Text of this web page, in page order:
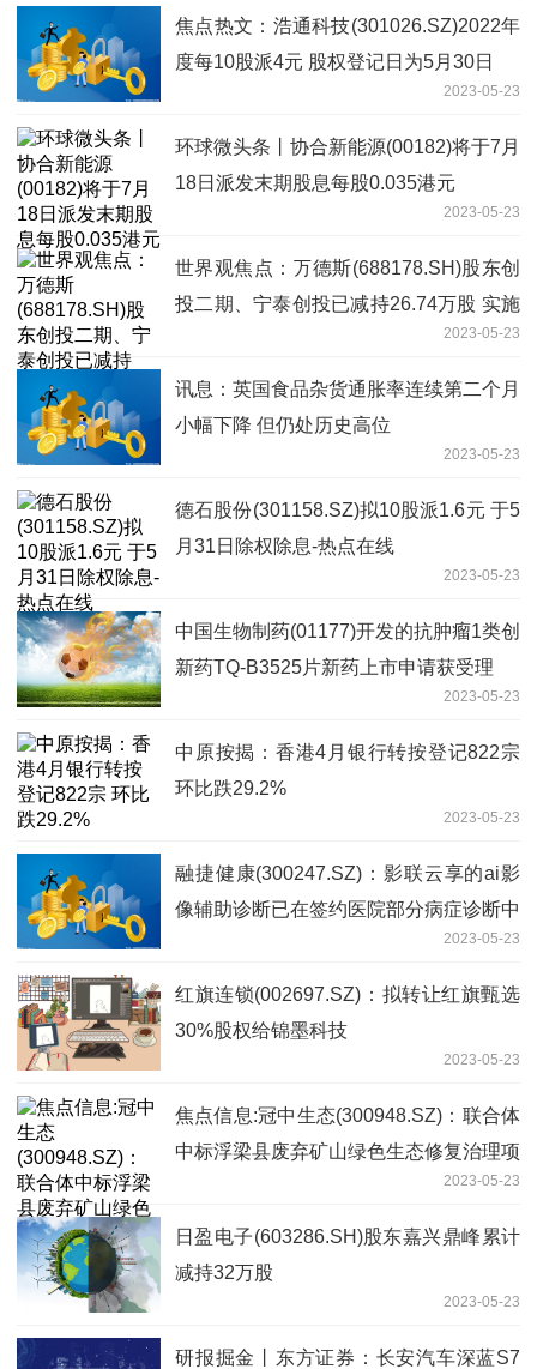
经营项目
焦点热文：浩通科技(301026.SZ)2022年
度每10股派4元 股权登记日为5月30日
2023-05-23
环球微头条丨协合新能源(00182)将于7月
18日派发末期股息每股0.035港元
2023-05-23
世界观焦点：万德斯(688178.SH)股东创
投二期、宁泰创投已减持26.74万股 实施
2023-05-23
讯息：英国食品杂货通胀率连续第二个月
小幅下降 但仍处历史高位
2023-05-23
德石股份(301158.SZ)拟10股派1.6元 于5
月31日除权除息-热点在线
2023-05-23
中国生物制药(01177)开发的抗肿瘤1类创
新药TQ-B3525片新药上市申请获受理
2023-05-23
中原按揭：香港4月银行转按登记822宗
环比跌29.2%
2023-05-23
融捷健康(300247.SZ)：影联云享的ai影
像辅助诊断已在签约医院部分病症诊断中
2023-05-23
红旗连锁(002697.SZ)：拟转让红旗甄选
30%股权给锦墨科技
2023-05-23
焦点信息:冠中生态(300948.SZ)：联合体
中标浮梁县废弃矿山绿色生态修复治理项
2023-05-23
日盈电子(603286.SH)股东嘉兴鼎峰累计
减持32万股
2023-05-23
研报掘金丨东方证券：长安汽车深蓝S7